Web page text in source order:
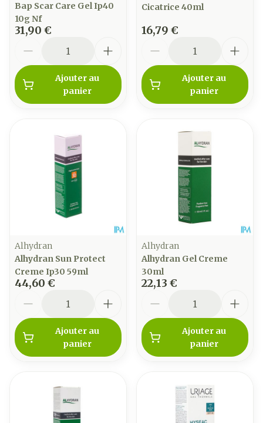
Bap Scar Care Gel Ip40
10g Nf
31,90 €
Ajouter au
panier
Cicatrice 40ml
16,79 €
Ajouter au
panier
Alhydran
Alhydran Sun Protect
Creme Ip30 59ml
44,60 €
Ajouter au
panier
Alhydran
Alhydran Gel Creme
30ml
22,13 €
Ajouter au
panier